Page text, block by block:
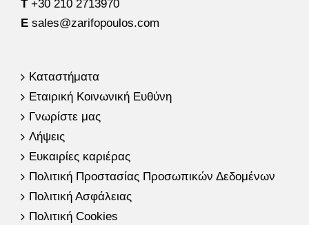
Τ+30 210 2713970
E sales@zarifopoulos.com
Καταστήματα
Εταιρική Κοινωνική Ευθύνη
Γνωρίστε μας
Λήψεις
Ευκαιρίες καριέρας
Πολιτική Προστασίας Προσωπικών Δεδομένων
Πολιτική Ασφάλειας
Πολιτική Cookies